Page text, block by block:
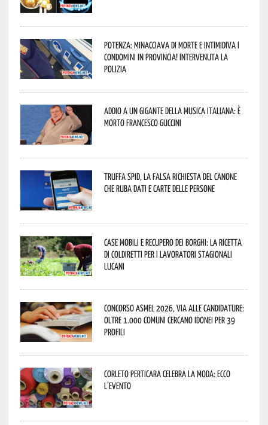
Potenza: minacciava di morte e intimidiva i
condomini in provincia! Intervenuta la
Polizia
Addio a un gigante della musica italiana: è
morto Francesco Guccini
Truffa Spid, la falsa richiesta del canone
che ruba dati e carte delle persone
Case mobili e recupero dei borghi: la ricetta
di Coldiretti per i lavoratori stagionali
lucani
Concorso Asmel 2026, via alle candidature:
oltre 1.000 Comuni cercano idonei per 39
profili
Corleto Perticara celebra la moda: ecco
l’evento